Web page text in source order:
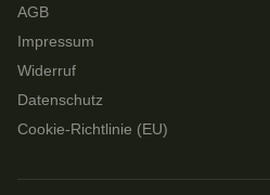
AGB
Impressum
Widerruf
Datenschutz
Cookie-Richtlinie (EU)